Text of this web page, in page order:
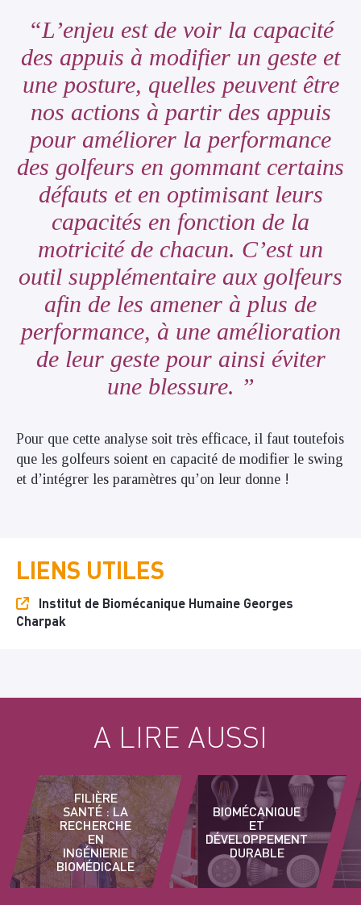
L’enjeu est de voir la capacité
des appuis à modifier un geste et
une posture, quelles peuvent être
nos actions à partir des appuis
pour améliorer la performance
des golfeurs en gommant certains
défauts et en optimisant leurs
capacités en fonction de la
motricité de chacun. C’est un
outil supplémentaire aux golfeurs
afin de les amener à plus de
performance, à une amélioration
de leur geste pour ainsi éviter
une blessure.
Pour que cette analyse soit très efficace, il faut toutefois
que les golfeurs soient en capacité de modifier le swing
et d’intégrer les paramètres qu’on leur donne !
LIENS UTILES
Institut de Biomécanique Humaine Georges
Charpak
A LIRE AUSSI
FILIÈRE
SANTÉ : LA
RECHERCHE
EN
INGÉNIERIE
BIOMÉDICALE
BIOMÉCANIQUE
ET
DÉVELOPPEMENT
DURABLE